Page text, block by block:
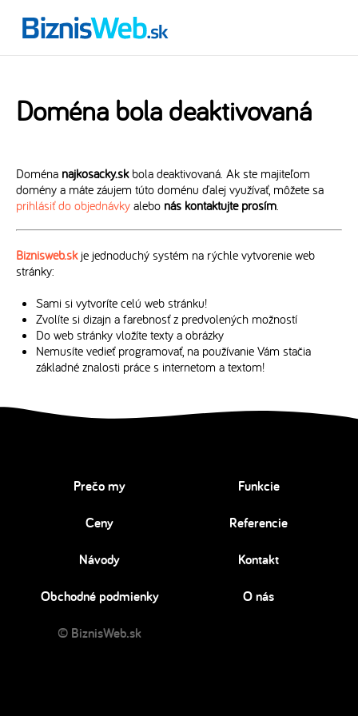
Doména bola deaktivovaná
Doména najkosacky.skbola deaktivovaná. Ak ste majiteľom
domény a máte záujem túto doménu ďalej využívať, môžete sa
prihlásiť do objednávky alebo nás kontaktujte prosím.
Biznisweb.skje jednoduchý systém na rýchle vytvorenie web
stránky:
Sami si vytvoríte celú web stránku!
Zvolíte si dizajn a farebnosť z predvolených možností
Do web stránky vložíte texty a obrázky
Nemusíte vedieť programovať, na používanie Vám stačia
základné znalosti práce s internetom a textom!
Prečo my Funkcie
Ceny Referencie
Návody Kontakt
Obchodné podmienky O nás
© BiznisWeb.sk